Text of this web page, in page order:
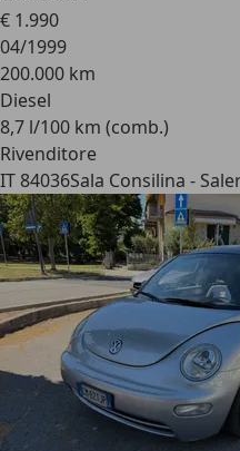
€ 1.990
04/1999
200.000 km
Diesel
8,7 l/100 km (comb.)
Rivenditore
IT 84036Sala Consilina -